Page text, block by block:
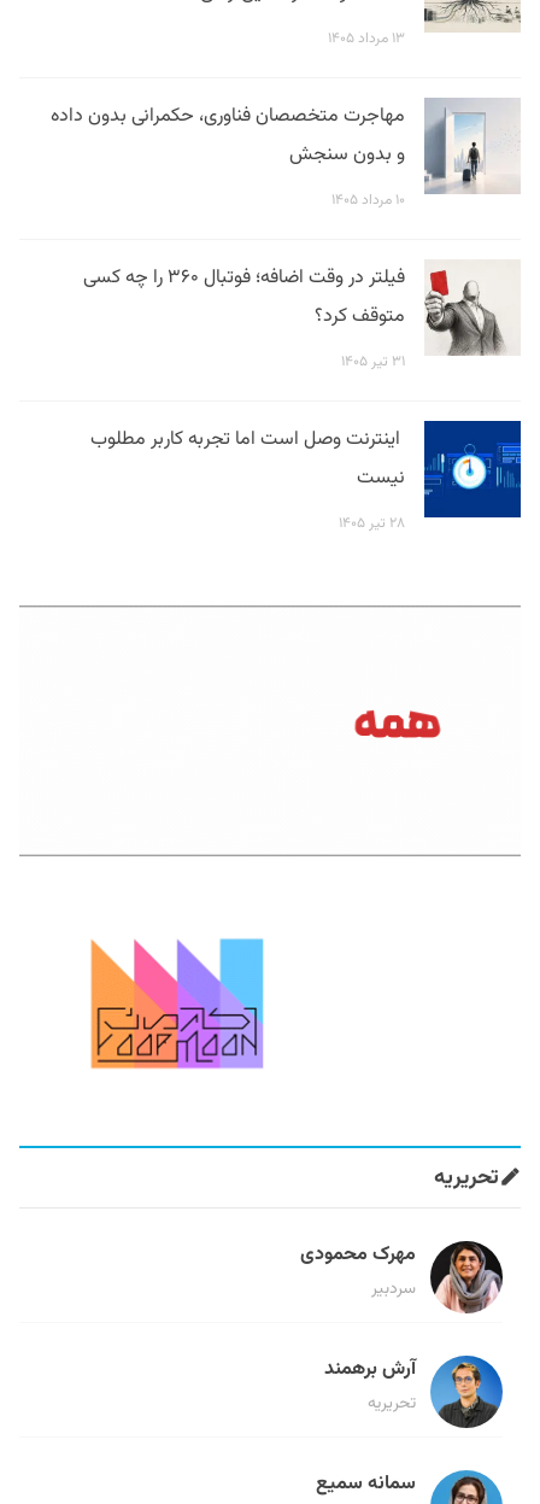
۱۳ مرداد ۱۴۰۵
مهاجرت متخصصان فناوری، حکمرانی بدون داده
و بدون سنجش
۱۰ مرداد ۱۴۰۵
فیلتر در وقت اضافه؛ فوتبال ۳۶۰ را چه کسی
متوقف کرد؟
۳۱ تیر ۱۴۰۵
اینترنت وصل است اما تجربه کاربر مطلوب
نیست
۲۸ تیر ۱۴۰۵
تحریریه
مهرک محمودی
سردبیر
آرش برهمند
تحریریه
سمانه سمیع